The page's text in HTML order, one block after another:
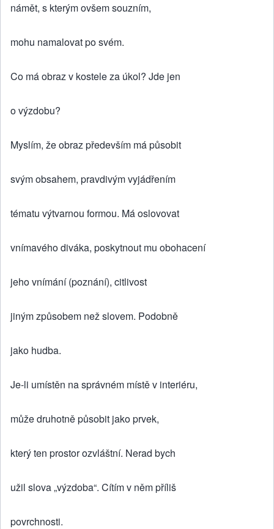
námět, s kterým ovšem souzním,
mohu namalovat po svém.
Co má obraz v kostele za úkol? Jde jen
o výzdobu?
Myslím, že obraz především má působit
svým obsahem, pravdivým vyjádřením
tématu výtvarnou formou. Má oslovovat
vnímavého diváka, poskytnout mu obohacení
jeho vnímání (poznání), citlivost
jiným způsobem než slovem. Podobně
jako hudba.
Je-li umístěn na správném místě v interiéru,
může druhotně působit jako prvek,
který ten prostor ozvláštní. Nerad bych
užil slova „výzdoba“. Cítím v něm příliš
povrchnosti.